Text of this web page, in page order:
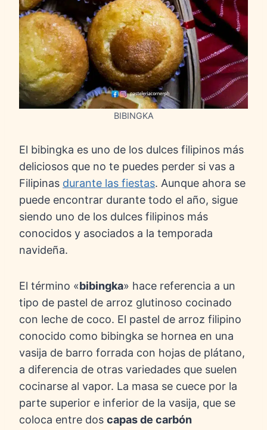
BIBINGKA
El bibingka es uno de los dulces filipinos más
deliciosos que no te puedes perder si vas a
Filipinas durante las fiestas. Aunque ahora se
puede encontrar durante todo el año, sigue
siendo uno de los dulces filipinos más
conocidos y asociados a la temporada
navideña.
El término «bibingka» hace referencia a un
tipo de pastel de arroz glutinoso cocinado
con leche de coco. El pastel de arroz filipino
conocido como bibingka se hornea en una
vasija de barro forrada con hojas de plátano,
a diferencia de otras variedades que suelen
cocinarse al vapor. La masa se cuece por la
parte superior e inferior de la vasija, que se
coloca entre dos capas de carbón